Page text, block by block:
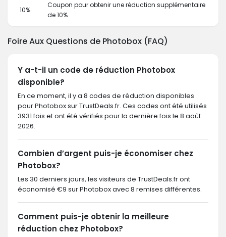
10%
Coupon pour obtenir une réduction supplémentaire
de 10%
Foire Aux Questions de Photobox (FAQ)
Y a-t-il un code de réduction Photobox
disponible?
En ce moment, il y a 8 codes de réduction disponibles
pour Photobox sur TrustDeals.fr. Ces codes ont été utilisés
3931 fois et ont été vérifiés pour la dernière fois le 8 août
2026.
Combien d’argent puis-je économiser chez
Photobox?
Les 30 derniers jours, les visiteurs de TrustDeals.fr ont
économisé €9 sur Photobox avec 8 remises différentes.
Comment puis-je obtenir la meilleure
réduction chez Photobox?